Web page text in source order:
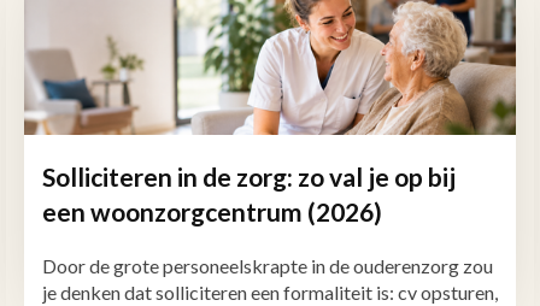
Solliciteren in de zorg: zo val je op bij
een woonzorgcentrum (2026)
Door de grote personeelskrapte in de ouderenzorg zou
je denken dat solliciteren een formaliteit is: cv opsturen,